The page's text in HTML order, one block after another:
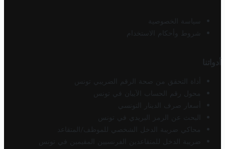
سياسة الخصوصية
شروط وأحكام الاستخدام
أدواتنا
أداة التحقق من صحة الرقم الضريبي تونس
محول رقم الحساب الآيبان في تونس
أسعار صرف الدينار التونسي
البحث عن الرمز البريدي في تونس
محاكي ضريبة الدخل الشخصي للموظف/المتقاعد
ضريبة الدخل للمتقاعدين الفرنسيين المقيمين في تونس